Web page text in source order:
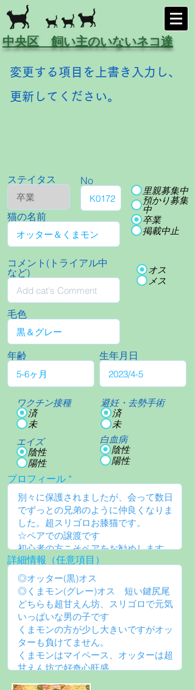
中央区 飼い主のいないネコ達
変更する項目を上書き入力し、
更新してください。
ステイタス No
猫の名前
里親募集中
預かり募集
中
卒業
掲載中止
コメント(トライアル中
など)
オス
メス
毛色
年齢
ワクチン接種
済
未
エイズ
陰性
陽性
生年月日
避妊・去勢手術
済
未
白血病
陰性
陽性
プロフィール
詳細情報（任意項目）